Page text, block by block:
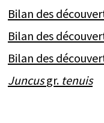
Bilan des
Bilan des
Bilan des
Juncusgr. tenuis